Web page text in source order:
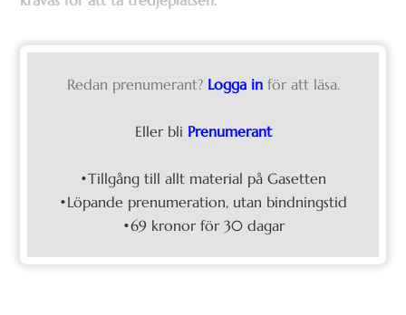
Redan prenumerant? Logga in för att läsa.
Eller bli Prenumerant
•Tillgång till allt material på Gasetten
•Löpande prenumeration, utan bindningstid
•69 kronor för 30 dagar